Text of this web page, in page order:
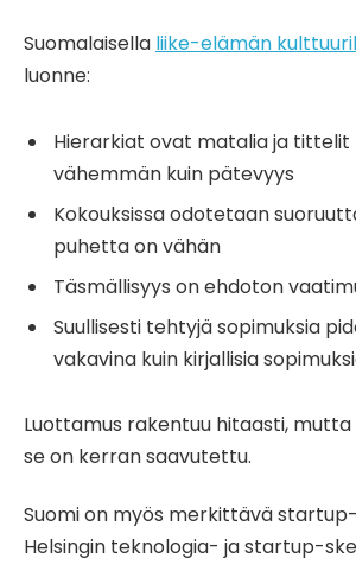
Suomalaisella liike-elämän
luonne:
Hierarkiat ovat matalia ja tittelit
vähemmän kuin pätevyys
Kokouksissa odotetaan
puhetta on vähän
Täsmällisyys on ehdoton
Suullisesti tehtyjä sopimuksia
vakavina kuin kirjallisia
Luottamus rakentuu hitaasti, mutta
se on kerran saavutettu.
Suomi on myös merkittävä
Helsingin teknologia- ja startup-